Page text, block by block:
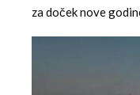
za doček nove